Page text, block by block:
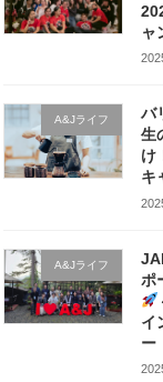
ャ
A&Jライフ
バ
生
け
キ
A&Jライフ
ポ
イ
ー